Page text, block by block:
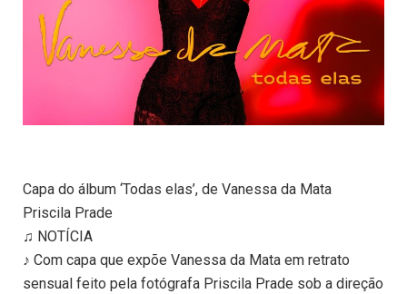
Capa do álbum ‘Todas elas’, de Vanessa da Mata
Priscila Prade
♫ NOTÍCIA
♪ Com capa que expõe Vanessa da Mata em retrato
sensual feito pela fotógrafa Priscila Prade sob a direção